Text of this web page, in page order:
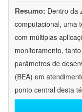
Resumo: Dentro da
computacional, uma
com múltiplas
monitoramento,
parâmetros de
(BEA) em
ponto central desta